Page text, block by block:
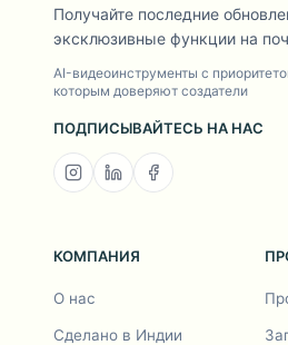
Получайте последние
эксклюзивные функции на
AI-видеоинструменты с
которым доверяют создатели
ПОДПИСЫВАЙТЕСЬ НА НАС
КОМПАНИЯ
О нас
Сделано в Индии